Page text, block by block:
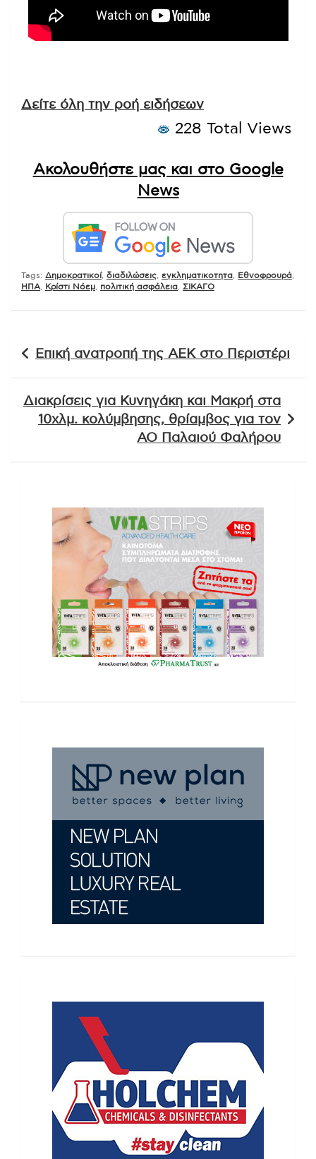
Δείτε όλη την ροή ειδήσεων
228 Total Views
Ακολουθήστε μας και στο Google
News
Tags: Δημοκρατικοί, διαδιλώσεις εγκληματικοτητα Εθνοφρουρά
ΗΠΑ
Κρίστι Νόεμ πολιτική ασφάλεια ΣΙΚΑΓΟ
άρθρων
Επική ανατροπή της ΑΕΚ στο Περιστέρι
Διακρίσεις για Κυνηγάκη και Μακρή στα
10χλμ. κολύμβησης, θρίαμβος για τον
ΑΟ Παλαιού Φαλήρου